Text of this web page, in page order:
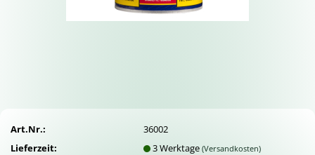
Art.Nr.:
36002
Lieferzeit:
3 Werktage(Versandkosten)